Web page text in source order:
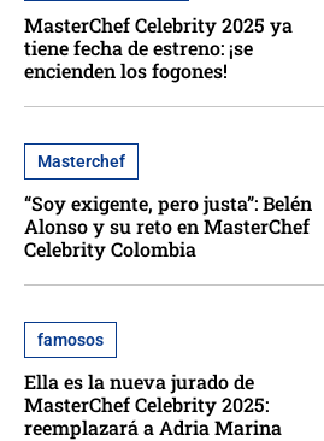
MasterChef Celebrity 2025 ya
tiene fecha de estreno: ¡se
encienden los fogones!
Masterchef
“Soy exigente, pero justa”: Belén
Alonso y su reto en MasterChef
Celebrity Colombia
famosos
Ella es la nueva jurado de
MasterChef Celebrity 2025:
reemplazará a Adria Marina